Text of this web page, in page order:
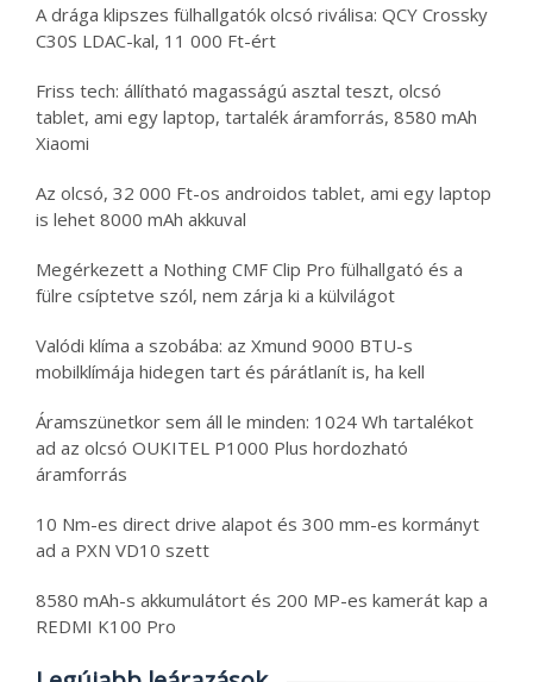
A drága klipszes fülhallgatók olcsó riválisa: QCY Crossky
C30S LDAC-kal, 11 000 Ft-ért
Friss tech: állítható magasságú asztal teszt, olcsó
tablet, ami egy laptop, tartalék áramforrás, 8580 mAh
Xiaomi
Az olcsó, 32 000 Ft-os androidos tablet, ami egy laptop
is lehet 8000 mAh akkuval
Megérkezett a Nothing CMF Clip Pro fülhallgató és a
fülre csíptetve szól, nem zárja ki a külvilágot
Valódi klíma a szobába: az Xmund 9000 BTU-s
mobilklímája hidegen tart és párátlanít is, ha kell
Áramszünetkor sem áll le minden: 1024 Wh tartalékot
ad az olcsó OUKITEL P1000 Plus hordozható
áramforrás
10 Nm-es direct drive alapot és 300 mm-es kormányt
ad a PXN VD10 szett
8580 mAh-s akkumulátort és 200 MP-es kamerát kap a
REDMI K100 Pro